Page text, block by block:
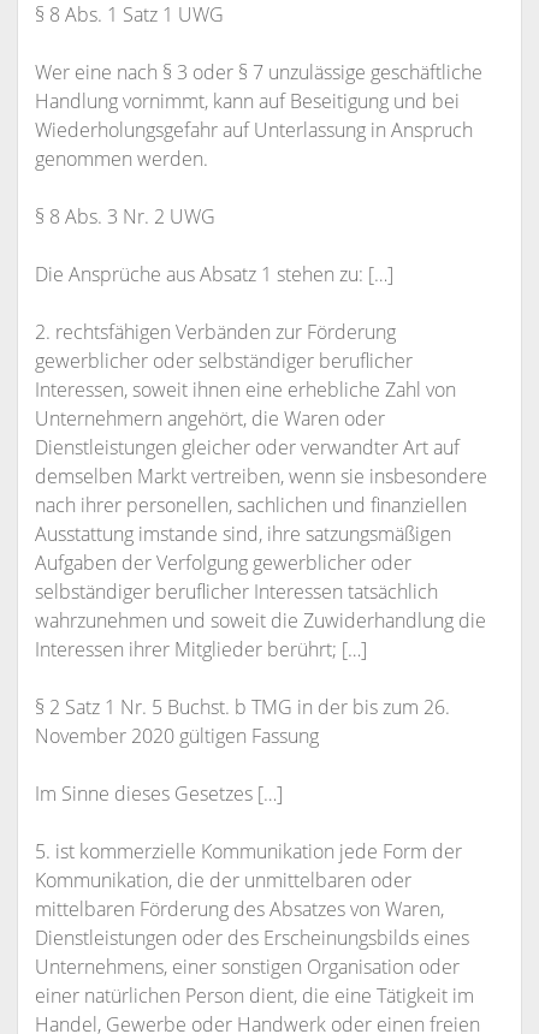
§ 8 Abs. 1 Satz 1 UWG
Wer eine nach § 3 oder § 7 unzulässige geschäftliche
Handlung vornimmt, kann auf Beseitigung und bei
Wiederholungsgefahr auf Unterlassung in Anspruch
genommen werden.
§ 8 Abs. 3 Nr. 2 UWG
Die Ansprüche aus Absatz 1 stehen zu: […]
2. rechtsfähigen Verbänden zur Förderung
gewerblicher oder selbständiger beruflicher
Interessen, soweit ihnen eine erhebliche Zahl von
Unternehmern angehört, die Waren oder
Dienstleistungen gleicher oder verwandter Art auf
demselben Markt vertreiben, wenn sie insbesondere
nach ihrer personellen, sachlichen und finanziellen
Ausstattung imstande sind, ihre satzungsmäßigen
Aufgaben der Verfolgung gewerblicher oder
selbständiger beruflicher Interessen tatsächlich
wahrzunehmen und soweit die Zuwiderhandlung die
Interessen ihrer Mitglieder berührt; […]
§ 2 Satz 1 Nr. 5 Buchst. b TMG in der bis zum 26.
November 2020 gültigen Fassung
Im Sinne dieses Gesetzes […]
5. ist kommerzielle Kommunikation jede Form der
Kommunikation, die der unmittelbaren oder
mittelbaren Förderung des Absatzes von Waren,
Dienstleistungen oder des Erscheinungsbilds eines
Unternehmens, einer sonstigen Organisation oder
einer natürlichen Person dient, die eine Tätigkeit im
Handel, Gewerbe oder Handwerk oder einen freien